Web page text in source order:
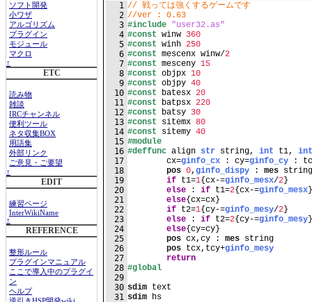
ソフト開発
小ワザ
アルゴリズム
プラグイン
モジュール
マクロ
↑
ETC
読み物
雑談
IRCチャンネル
便利ツール
ネタ収集BOX
用語集
外部リンク
ご意見・ご要望
↑
EDIT
練習ページ
InterWikiName
↑
REFERENCE
整形ルール
プラグインマニュアル
ここで導入中のプラグイ
ン
ヘルプ
1
2
3
4
5
6
7
8
9
10
11
12
13
14
15
16
17
18
19
20
21
22
23
24
25
26
27
28
29
30
31
// 戦っては強くするゲームです
//ver : 0.63
#include "user32.as"
#const winw 360
#const winh 250
#const mescenx winw/2
#const mesceny 15
#const objpx 10
#const objpy 40
#const batesx 20
#const batpsx 220
#const batsy 30
#const sitemx 80
#const sitemy 40
#module
#deffunc align str string, int t1, int
	cx=
ginfo_cx : cy=ginfo_cy :
pos 0, ginfo_dispy : mes
if t1=1{cx-=ginfo_mesx/2
else : if t1=2{cx-=ginfo_mesx
else
if t2=1{cy-=ginfo_mesy/2
else : if t2=2{cy-=ginfo_mesy
else
pos cx,cy : mes string
pos tcx,tcy+ginfo_mesy
return
#global
sdim text
sdim hs